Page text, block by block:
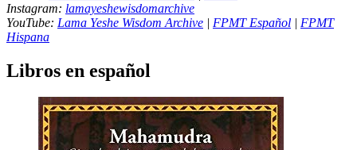
Instagram: lamayeshewisdomarchive
YouTube: Lama Yeshe Wisdom Archive | FPMT Español | FPMT
Hispana
Libros en español